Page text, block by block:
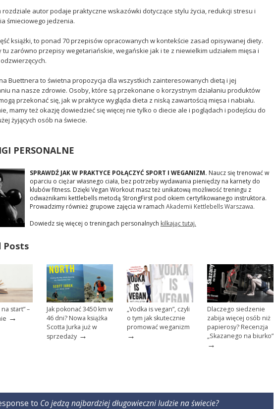
rozdziale autor podaje praktyczne wskazówki dotyczące stylu życia, redukcji stresu i
śmieciowego jedzenia.
książki, to ponad 70 przepisów opracowanych w kontekście zasad opisywanej diety.
tu zarówno przepisy wegetariańskie, wegańskie jak i te z niewielkim udziałem mięsa i
Buettnera to świetna propozycja dla wszystkich zainteresowanych dietą i jej
na nasze zdrowie. Osoby, które są przekonane o korzystnym działaniu produktów
przekonać się, jak w praktyce wygląda dieta z niską zawartością mięsa i nabiału.
mamy też okazję dowiedzieć się więcej nie tylko o diecie ale i poglądach i podejściu do
żyjących osób na świecie.
PERSONALNE
SPRAWDŹ JAK W PRAKTYCE POŁĄCZYĆ SPORT I WEGANIZM. Naucz się trenować w
oparciu o ciężar własnego ciała, bez potrzeby wydawania pieniędzy na karnety do
klubów fitness. Dzięki Vegan Workout masz też unikatową możliwość treningu z
odważnikami kettlebells metodą StrongFirst pod okiem certyfikowanego instruktora.
Prowadzimy również grupowe zajęcia w ramach Akademii Kettlebells Warszawa.
Dowiedz się więcej o treningach personalnych kilkając tutaj.
Posts
start” –
→
Jak pokonać 3450 km w
46 dni? Nowa książka
Scotta Jurka już w
sprzedaży →
„Vodka is vegan”, czyli
o tym jak skutecznie
promować weganizm
→
Dlaczego siedzenie
zabija więcej osób niż
papierosy? Recenzja
„Skazanego na biurko”
→
to Co jedzą najbardziej długowieczni ludzie na świecie?